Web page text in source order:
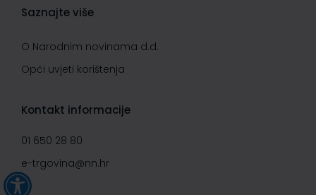
Saznajte više
O Narodnim novinama d.d.
Opći uvjeti korištenja
Kontakt informacije
01 650 28 80
e-trgovina@nn.hr